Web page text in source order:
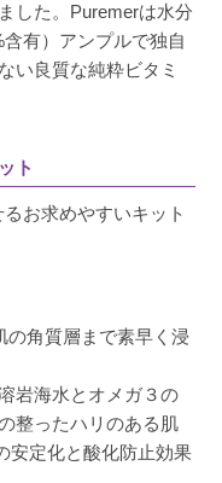
い商品だと思
るので好みが
した。Puremerは水分
有）アンプルで独自
い良質な純粋ビタミ
ト
お求めやすいキット
の角質層まで素早く浸
岩海水とオメガ３の
整ったハリのある肌
安定化と酸化防止効果